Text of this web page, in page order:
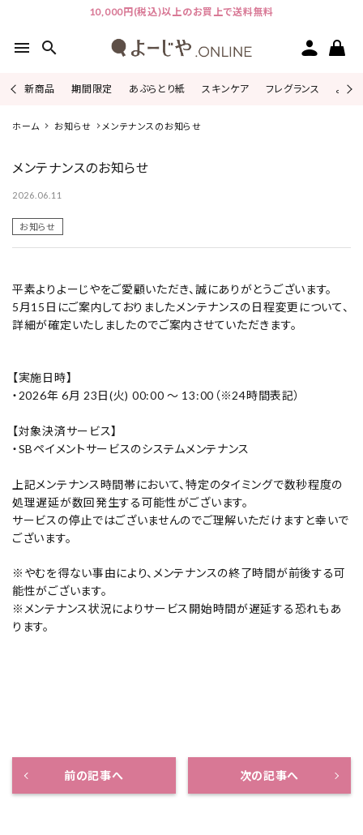
10,000円(税込)以上のお買上で送料無料
menu search
新商品 期間限定 あぶらとり紙 スキンケア フレグランス よじ
ピックアップ
カテゴリーから探す
よーじやについて
特集
お知らせ
ご利用ガイド
企業さま向け窓口
メディアさま向け窓口
店舗情報
ホーム お知らせ メンテナンスのお知らせ
メンテナンスのお知らせ
2026.06.11
お知らせ
平素よりよーじやをご愛顧いただき、誠にありがとうございます。
5月15日にご案内しておりましたメンテナンスの日程変更について、
詳細が確定いたしましたのでご案内させていただきます。
【実施日時】
・2026年 6月 23日(火) 00:00 ～ 13:00（※24時間表記）
【対象決済サービス】
・SBペイメントサービスのシステムメンテナンス
上記メンテナンス時間帯において、特定のタイミングで数秒程度の
処理遅延が数回発生する可能性がございます。
サービスの停止ではございませんのでご理解いただけますと幸いで
ございます。
※やむを得ない事由により、メンテナンスの終了時間が前後する可
能性がございます。
※メンテナンス状況によりサービス開始時間が遅延する恐れもあ
ります。
前の記事へ 次の記事へ